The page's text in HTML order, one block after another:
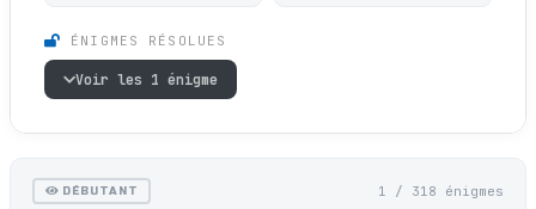
ÉNIGMES RÉSOLUES
Voir les 1 énigme
DÉBUTANT 1 / 318 énigmes